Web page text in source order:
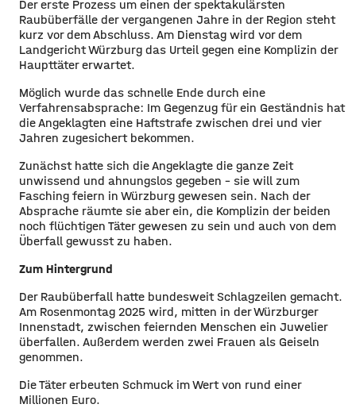
​​Der erste Prozess um einen der spektakulärsten
Raubüberfälle der vergangenen Jahre in der Region steht
kurz vor dem Abschluss. Am Dienstag wird vor dem
Landgericht Würzburg das Urteil gegen eine Komplizin der
Haupttäter erwartet.
​Möglich wurde das schnelle Ende durch eine
Verfahrensabsprache: Im Gegenzug für ein Geständnis hat
die Angeklagten eine Haftstrafe zwischen drei und vier
Jahren zugesichert bekommen.
​Zunächst hatte sich die Angeklagte die ganze Zeit
unwissend und ahnungslos gegeben – sie will zum
Fasching feiern in Würzburg gewesen sein. Nach der
Absprache räumte sie aber ein, die Komplizin der beiden
noch flüchtigen Täter gewesen zu sein und auch von dem
Überfall gewusst zu haben.
Zum Hintergrund
​Der Raubüberfall hatte bundesweit Schlagzeilen gemacht.
Am Rosenmontag 2025 wird, mitten in der Würzburger
Innenstadt, zwischen feiernden Menschen ein Juwelier
überfallen. Außerdem werden zwei Frauen als Geiseln
genommen.
​Die Täter erbeuten Schmuck im Wert von rund einer
Millionen Euro.